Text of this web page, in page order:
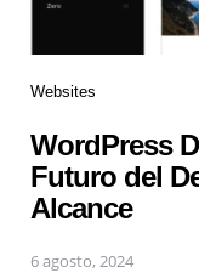
Websites
WordPress
Futuro del
Alcance
6 agosto, 2024